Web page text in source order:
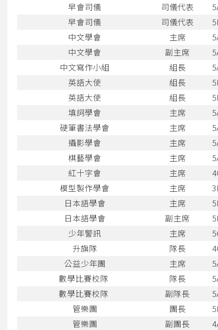
早會司儀
司儀代表
早會司儀
司儀代表
中文學會
主席
中文學會
副主席
中文寫作小組
組長
英語大使
組長
英語大使
組長
填詞學會
主席
硬筆書法學會
主席
攝影學會
主席
棋藝學會
主席 5
紅十字會
主席
模型製作學會
主席
日本語學會
主席
日本語學會
副主席
少年警訊
主席
升旗隊
隊長
公益少年團
主席
數學比賽校隊
隊長
數學比賽校隊
副隊長
管樂團
團長
管樂團
副團長